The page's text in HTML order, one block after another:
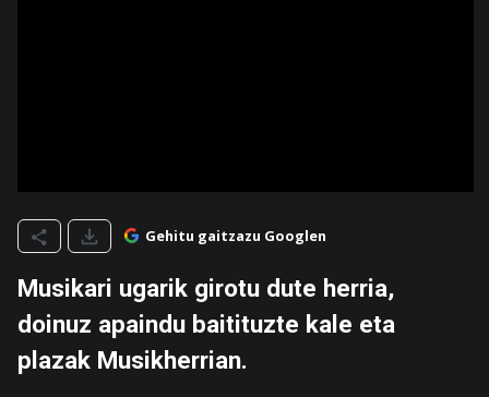
Gehitu gaitzazu Googlen
Musikari ugarik girotu dute herria,
doinuz apaindu baitituzte kale eta
plazak Musikherrian.